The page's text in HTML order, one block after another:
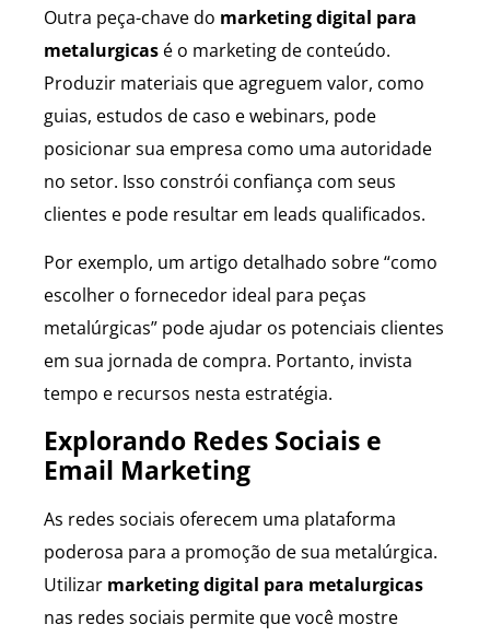
Outra peça-chave do marketing digital para
metalurgicas é o marketing de conteúdo.
Produzir materiais que agreguem valor, como
guias, estudos de caso e webinars, pode
posicionar sua empresa como uma autoridade
no setor. Isso constrói confiança com seus
clientes e pode resultar em leads qualificados.
Por exemplo, um artigo detalhado sobre “como
escolher o fornecedor ideal para peças
metalúrgicas” pode ajudar os potenciais clientes
em sua jornada de compra. Portanto, invista
tempo e recursos nesta estratégia.
Explorando Redes Sociais e
Email Marketing
As redes sociais oferecem uma plataforma
poderosa para a promoção de sua metalúrgica.
Utilizar marketing digital para metalurgicas
nas redes sociais permite que você mostre